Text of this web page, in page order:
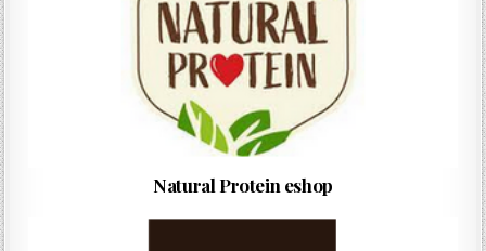
Natural Protein eshop